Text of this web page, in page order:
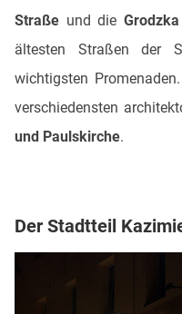
Straße und die
ältesten Straßen der
wichtigsten
verschiedensten
und Paulskirche.
Der Stadtteil